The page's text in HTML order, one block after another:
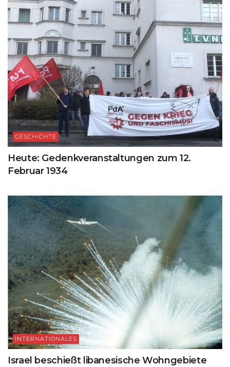
GESCHICHTE
Heute: Gedenkveranstaltungen zum 12.
Februar 1934
INTERNATIONALES
Israel beschießt libanesische Wohngebiete